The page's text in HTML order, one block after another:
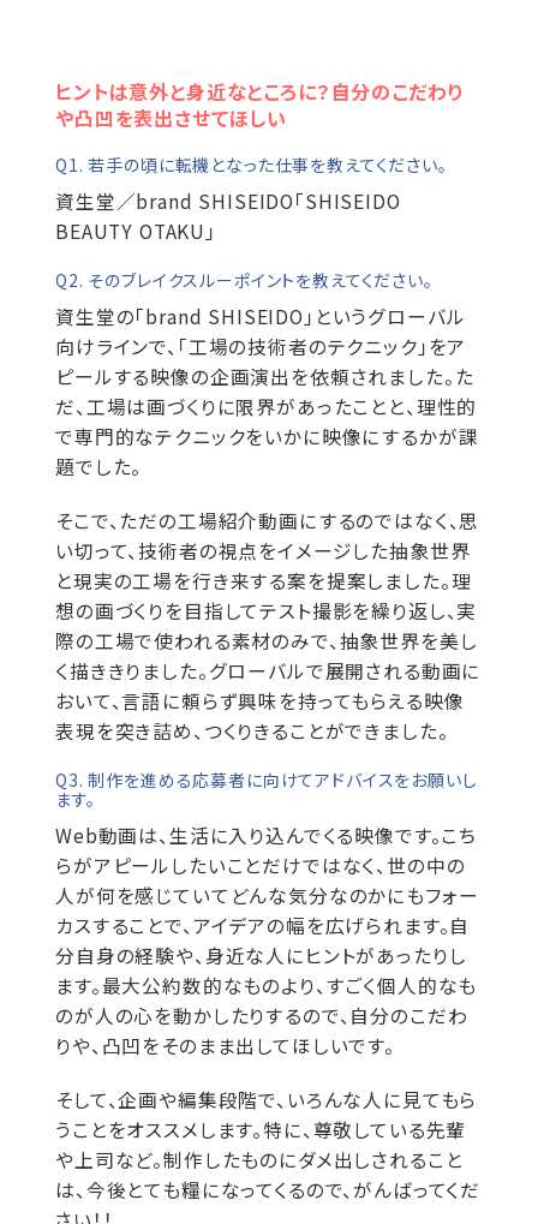
ヒントは意外と身近なところに？自分のこだわり
や凸凹を表出させてほしい
Q1. 若手の頃に転機となった仕事を教えてください。
資生堂／brand SHISEIDO「SHISEIDO
BEAUTY OTAKU」
Q2. そのブレイクスルーポイントを教えてください。
資生堂の「brand SHISEIDO」というグローバル
向けラインで、「工場の技術者のテクニック」をア
ピールする映像の企画演出を依頼されました。た
だ、工場は画づくりに限界があったことと、理性的
で専門的なテクニックをいかに映像にするかが課
題でした。
そこで、ただの工場紹介動画にするのではなく、思
い切って、技術者の視点をイメージした抽象世界
と現実の工場を行き来する案を提案しました。理
想の画づくりを目指してテスト撮影を繰り返し、実
際の工場で使われる素材のみで、抽象世界を美し
く描ききりました。グローバルで展開される動画に
おいて、言語に頼らず興味を持ってもらえる映像
表現を突き詰め、つくりきることができました。
Q3. 制作を進める応募者に向けてアドバイスをお願いし
ます。
Web動画は、生活に入り込んでくる映像です。こち
らがアピールしたいことだけではなく、世の中の
人が何を感じていてどんな気分なのかにもフォー
カスすることで、アイデアの幅を広げられます。自
分自身の経験や、身近な人にヒントがあったりし
ます。最大公約数的なものより、すごく個人的なも
のが人の心を動かしたりするので、自分のこだわ
りや、凸凹をそのまま出してほしいです。
そして、企画や編集段階で、いろんな人に見てもら
うことをオススメします。特に、尊敬している先輩
や上司など。制作したものにダメ出しされること
は、今後とても糧になってくるので、がんばってくだ